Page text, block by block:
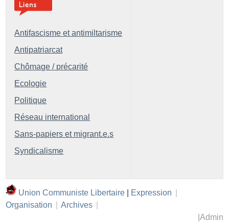
Antifascisme et antimiltarisme
Antipatriarcat
Chômage / précarité
Ecologie
Politique
Réseau international
Sans-papiers et migrant.e.s
Syndicalisme
Union Communiste Libertaire Expression
Organisation
Archives
Admin